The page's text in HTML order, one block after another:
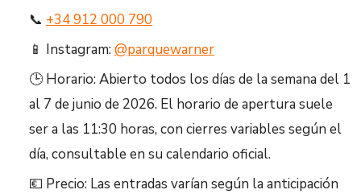
📞 +34 912 000 790
📱 Instagram:@parquewarner
🕒 Horario: Abierto todos los días de la semana del 1
al 7 de junio de 2026. El horario de apertura suele
ser a las 11:30 horas, con cierres variables según el
día, consultable en su calendario oficial.
💶 Precio: Las entradas varían según la anticipación